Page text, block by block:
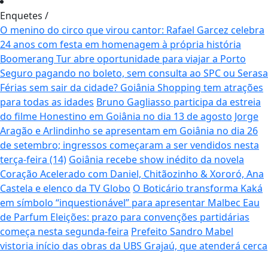
Enquetes /
O menino do circo que virou cantor: Rafael Garcez celebra
24 anos com festa em homenagem à própria história
Boomerang Tur abre oportunidade para viajar a Porto
Seguro pagando no boleto, sem consulta ao SPC ou Serasa
Férias sem sair da cidade? Goiânia Shopping tem atrações
para todas as idades Bruno Gagliasso participa da estreia
do filme Honestino em Goiânia no dia 13 de agosto Jorge
Aragão e Arlindinho se apresentam em Goiânia no dia 26
de setembro; ingressos começaram a ser vendidos nesta
terça-feira (14) Goiânia recebe show inédito da novela
Coração Acelerado com Daniel, Chitãozinho & Xororó, Ana
Castela e elenco da TV Globo O Boticário transforma Kaká
em símbolo “inquestionável” para apresentar Malbec Eau
de Parfum Eleições: prazo para convenções partidárias
começa nesta segunda-feira Prefeito Sandro Mabel
vistoria início das obras da UBS Grajaú, que atenderá cerca